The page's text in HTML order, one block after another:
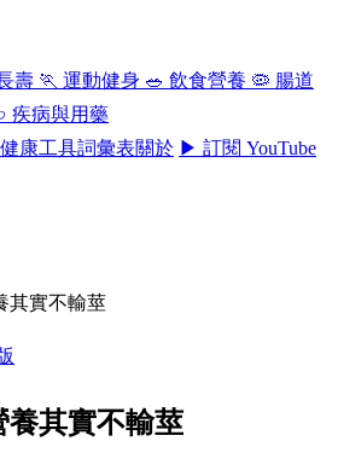
壽 🏃 運動健身 🥗 飲食營養 🦠 腸道
疾病與用藥
健康工具詞彙表關於 ▶ 訂閱 YouTube
其實不輸莖
養其實不輸莖